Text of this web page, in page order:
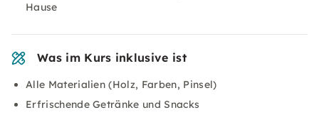
Hause
Was im Kurs inklusive ist
Alle Materialien (Holz, Farben, Pinsel)
Erfrischende Getränke und Snacks